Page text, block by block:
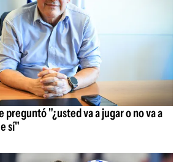
preguntó "¿usted va a jugar o no va a
sí"